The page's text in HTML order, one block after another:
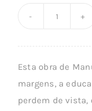
ESCOLAR
Esta obra de
margens, a
perdem de vista,